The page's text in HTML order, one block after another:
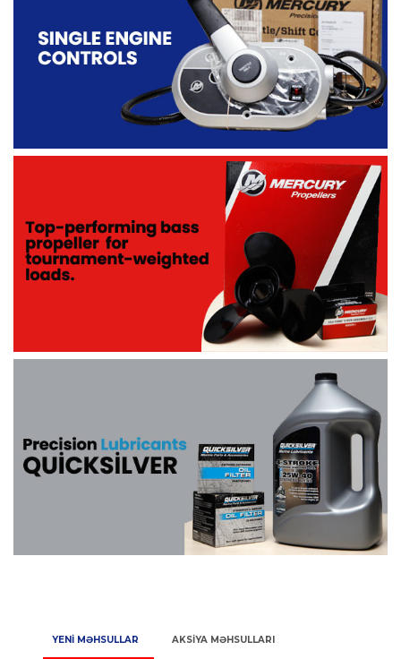
YENİ MƏHSULLAR AKSİYA MƏHSULLARI